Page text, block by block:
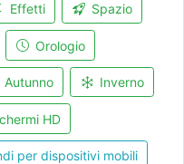
Effetti Spazio
Orologio
Autunno Inverno
HD
per dispositivi mobili